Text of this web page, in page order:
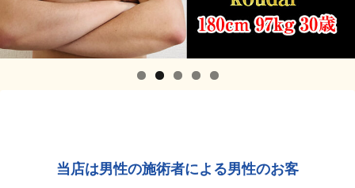
当店は男性の施術者による男性のお客